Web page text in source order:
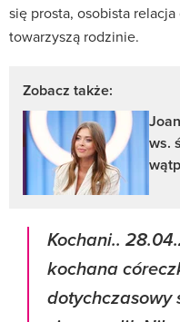
się prosta, osobista
towarzyszą rodzinie.
Zobacz także:
ws.
Kochani..
kochana
dotychczasowy